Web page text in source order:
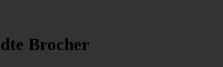
Brocher